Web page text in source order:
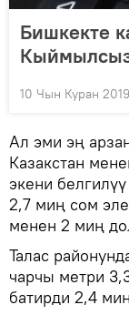
Бишкекте
10 Чын Куран
Ал эми эң
Казакстан
экени
2,7 миң сом
менен 2 миң
Талас
чарчы метри
батирди 2,4